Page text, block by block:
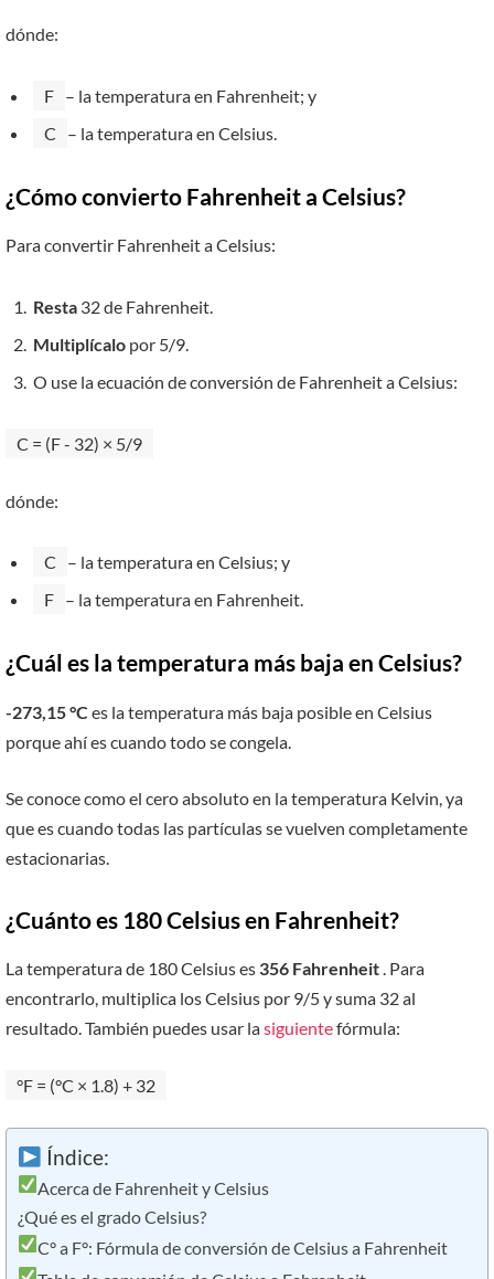
dónde:
F – la temperatura en Fahrenheit; y
C
– la temperatura en Celsius.
¿Cómo convierto Fahrenheit a Celsius?
Para convertir Fahrenheit a Celsius:
Resta 32 de Fahrenheit.
Multiplícalo por 5/9.
O use la ecuación de conversión de Fahrenheit a Celsius:
C = (F - 32) × 5/9
dónde:
C
– la temperatura en Celsius; y
F – la temperatura en Fahrenheit.
¿Cuál es la temperatura más baja en Celsius?
-273,15 °C es la temperatura más baja posible en Celsius
porque ahí es cuando todo se congela.
Se conoce como el cero absoluto en la temperatura Kelvin, ya
que es cuando todas las partículas se vuelven completamente
estacionarias.
¿Cuánto es 180 Celsius en Fahrenheit?
La temperatura de 180 Celsius es 356 Fahrenheit. Para
encontrarlo, multiplica los Celsius por 9/5 y suma 32 al
resultado. También puedes usar lasiguientefórmula:
°F = (°C × 1.8) + 32
Índice:
Acerca de Fahrenheit y Celsius
¿Qué es el grado Celsius?
C° a F°: Fórmula de conversión de Celsius a Fahrenheit